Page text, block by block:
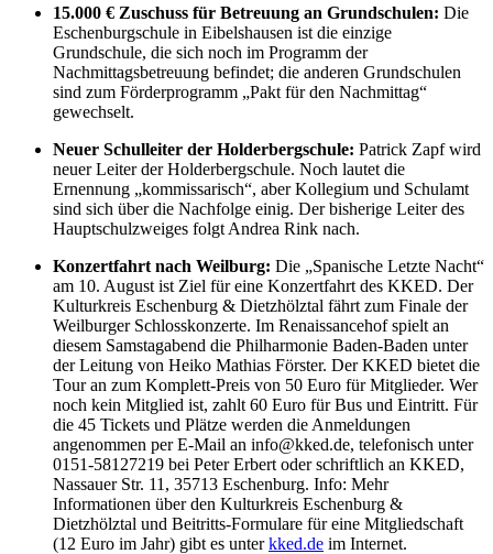
15.000 € Zuschuss für Betreuung an Grundschulen: Die
Eschenburgschule in Eibelshausen ist die einzige
Grundschule, die sich noch im Programm der
Nachmittagsbetreuung befindet; die anderen Grundschulen
sind zum Förderprogramm „Pakt für den Nachmittag“
gewechselt.
Neuer Schulleiter der Holderbergschule: Patrick Zapf wird
neuer Leiter der Holderbergschule. Noch lautet die
Ernennung „kommissarisch“, aber Kollegium und Schulamt
sind sich über die Nachfolge einig. Der bisherige Leiter des
Hauptschulzweiges folgt Andrea Rink nach.
Konzertfahrt nach Weilburg: Die „Spanische Letzte Nacht“
am 10. August ist Ziel für eine Konzertfahrt des KKED. Der
Kulturkreis Eschenburg & Dietzhölztal fährt zum Finale der
Weilburger Schlosskonzerte. Im Renaissancehof spielt an
diesem Samstagabend die Philharmonie Baden-Baden unter
der Leitung von Heiko Mathias Förster. Der KKED bietet die
Tour an zum Komplett-Preis von 50 Euro für Mitglieder. Wer
noch kein Mitglied ist, zahlt 60 Euro für Bus und Eintritt. Für
die 45 Tickets und Plätze werden die Anmeldungen
angenommen per E-Mail an info@kked.de, telefonisch unter
0151-58127219 bei Peter Erbert oder schriftlich an KKED,
Nassauer Str. 11, 35713 Eschenburg. Info: Mehr
Informationen über den Kulturkreis Eschenburg &
Dietzhölztal und Beitritts-Formulare für eine Mitgliedschaft
(12 Euro im Jahr) gibt es unterkked.de im Internet.